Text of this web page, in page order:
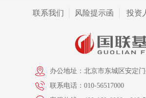
联系我们 风险提示函 投资
办公地址：北京市东城区安定
联系电话：010-56517000